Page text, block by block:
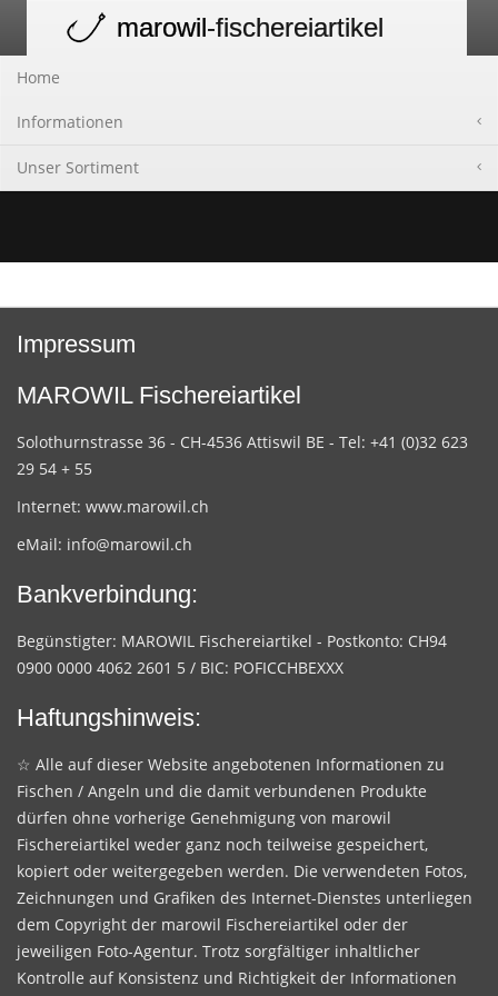
navigation
marowil-fischereiartikel
Home
Informationen
Unser Sortiment
Impressum
MAROWIL Fischereiartikel
Solothurnstrasse 36 - CH-4536 Attiswil BE - Tel: +41 (0)32 623
29 54 + 55
Internet: www.marowil.ch
eMail: info@marowil.ch
Bankverbindung:
Begünstigter: MAROWIL Fischereiartikel - Postkonto: CH94
0900 0000 4062 2601 5 / BIC: POFICCHBEXXX
Haftungshinweis:
☆ Alle auf dieser Website angebotenen Informationen zu
Fischen / Angeln und die damit verbundenen Produkte
dürfen ohne vorherige Genehmigung von marowil
Fischereiartikel weder ganz noch teilweise gespeichert,
kopiert oder weitergegeben werden. Die verwendeten Fotos,
Zeichnungen und Grafiken des Internet-Dienstes unterliegen
dem Copyright der marowil Fischereiartikel oder der
jeweiligen Foto-Agentur. Trotz sorgfältiger inhaltlicher
Kontrolle auf Konsistenz und Richtigkeit der Informationen